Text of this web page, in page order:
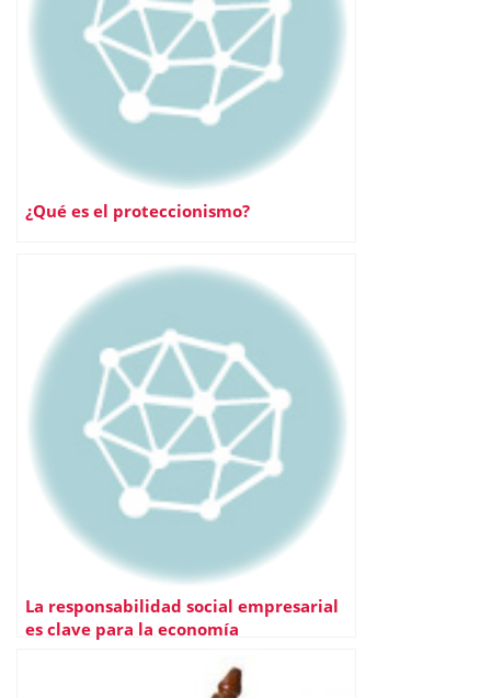
¿Qué es el proteccionismo?
La responsabilidad social empresarial
es clave para la economía